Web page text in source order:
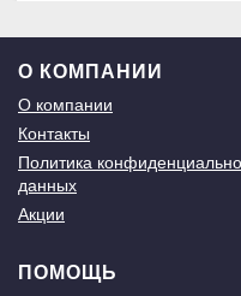
О КОМПАНИИ
О компании
Контакты
Политика
данных
Акции
ПОМОЩЬ